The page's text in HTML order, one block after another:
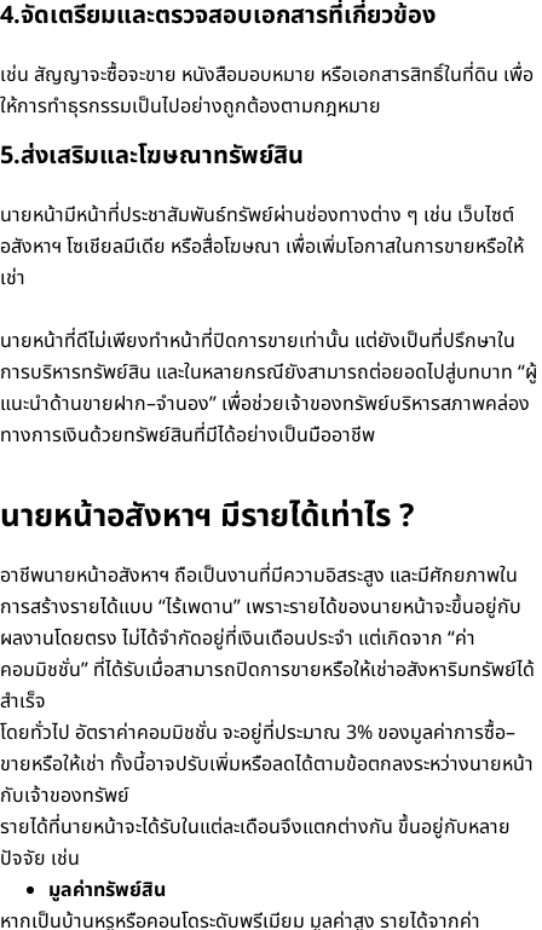
4.จัดเตรียมและตรวจสอบเอกสารที่เกี่ยวข้อง
เช่น สัญญาจะซื้อจะขาย หนังสือมอบหมาย หรือเอกสารสิทธิ์ในที่ดิน เพื่อ
ให้การทำธุรกรรมเป็นไปอย่างถูกต้องตามกฎหมาย
5.ส่งเสริมและโฆษณาทรัพย์สิน
นายหน้ามีหน้าที่ประชาสัมพันธ์ทรัพย์ผ่านช่องทางต่าง ๆ เช่น เว็บไซต์
อสังหาฯ โซเชียลมีเดีย หรือสื่อโฆษณา เพื่อเพิ่มโอกาสในการขายหรือให้
เช่า
นายหน้าที่ดีไม่เพียงทำหน้าที่ปิดการขายเท่านั้น แต่ยังเป็นที่ปรึกษาใน
การบริหารทรัพย์สิน และในหลายกรณียังสามารถต่อยอดไปสู่บทบาท “ผู้
แนะนำด้านขายฝาก–จำนอง” เพื่อช่วยเจ้าของทรัพย์บริหารสภาพคล่อง
ทางการเงินด้วยทรัพย์สินที่มีได้อย่างเป็นมืออาชีพ
นายหน้าอสังหาฯ มีรายได้เท่าไร ?
อาชีพนายหน้าอสังหาฯ ถือเป็นงานที่มีความอิสระสูง และมีศักยภาพใน
การสร้างรายได้แบบ “ไร้เพดาน” เพราะรายได้ของนายหน้าจะขึ้นอยู่กับ
ผลงานโดยตรง ไม่ได้จำกัดอยู่ที่เงินเดือนประจำ แต่เกิดจาก “ค่า
คอมมิชชั่น” ที่ได้รับเมื่อสามารถปิดการขายหรือให้เช่าอสังหาริมทรัพย์ได้
สำเร็จ
โดยทั่วไป อัตราค่าคอมมิชชั่น จะอยู่ที่ประมาณ 3% ของมูลค่าการซื้อ–
ขายหรือให้เช่า ทั้งนี้อาจปรับเพิ่มหรือลดได้ตามข้อตกลงระหว่างนายหน้า
กับเจ้าของทรัพย์
รายได้ที่นายหน้าจะได้รับในแต่ละเดือนจึงแตกต่างกัน ขึ้นอยู่กับหลาย
ปัจจัย เช่น
มูลค่าทรัพย์สิน
หากเป็นบ้านหรูหรือคอนโดระดับพรีเมียม มูลค่าสูง รายได้จากค่า